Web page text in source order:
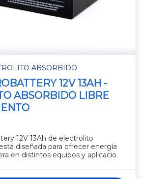
ABSORBIDO
12V 13AH -
ABSORBIDO LIBRE
12V 13Ah de electrolito
diseñada para ofrecer energía
en distintos equipos y aplicacio